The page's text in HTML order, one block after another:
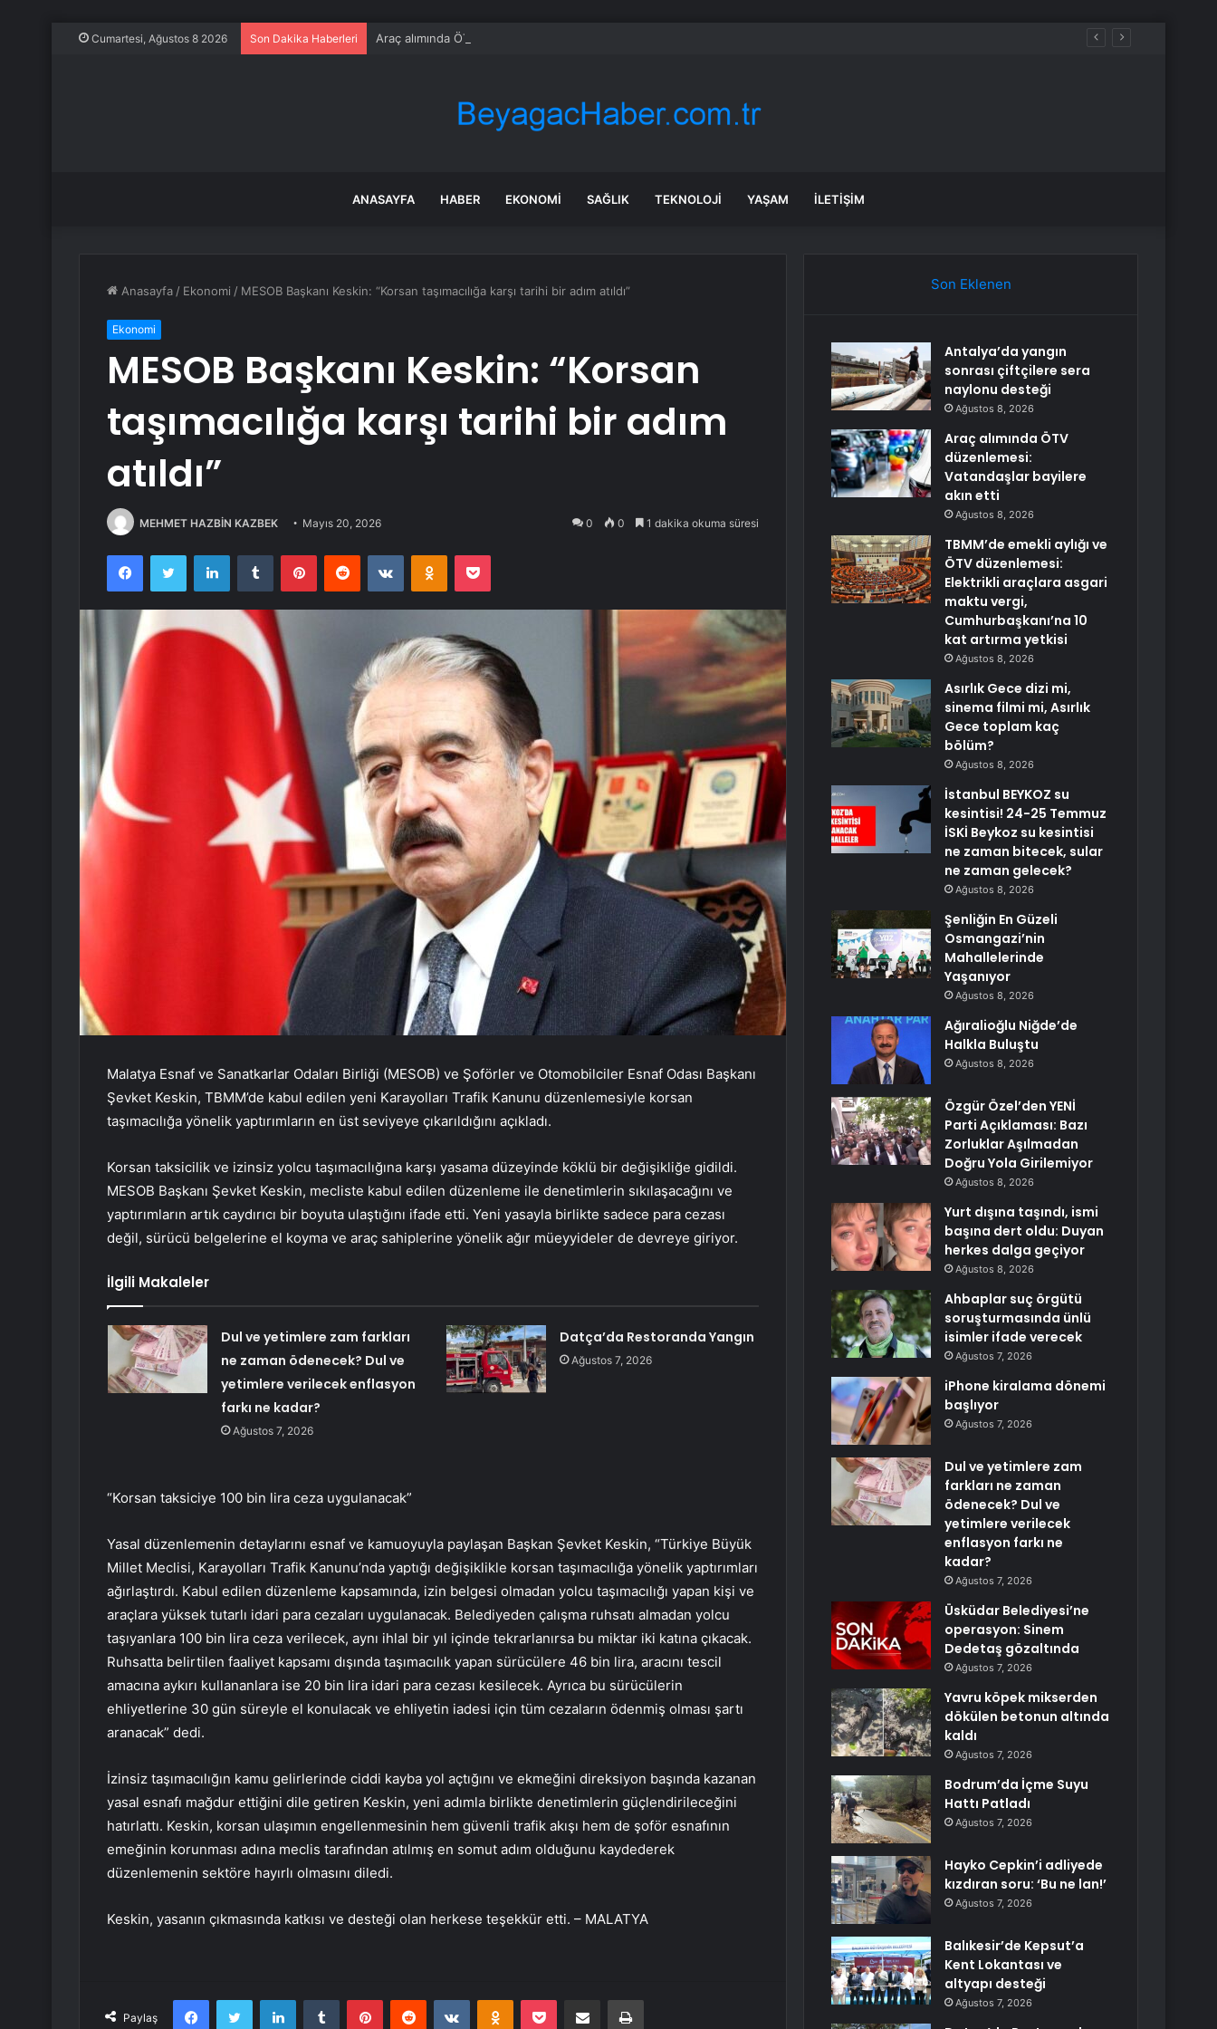
Cumartesi, Ağustos 8 2026 Son Dakika Haberleri Araç alımında ÖTV düzenlemesi: Vatandaşlar bayilere akın etti
ANASAYFA HABER EKONOMI SAĞLIK TEKNOLOJI YAŞAM İLETIŞIM
Anasayfa / Ekonomi / MESOB Başkanı Keskin: “Korsan taşımacılığa karşı tarihi bir adım atıldı”
Ekonomi
MESOB Başkanı Keskin: “Korsan
taşımacılığa karşı tarihi bir adım
atıldı”
MEHMET HAZBİN KAZBEK Mayıs 20, 2026 0 0 1 dakika okuma süresi
FacebookTwitter LinkedInTumblr PinterestReddit VKontakteOdnoklassniki
Pocket
Malatya Esnaf ve Sanatkarlar Odaları Birliği (MESOB) ve Şoförler ve Otomobilciler Esnaf Odası Başkanı
Şevket Keskin, TBMM’de kabul edilen yeni Karayolları Trafik Kanunu düzenlemesiyle korsan
taşımacılığa yönelik yaptırımların en üst seviyeye çıkarıldığını açıkladı.
Korsan taksicilik ve izinsiz yolcu taşımacılığına karşı yasama düzeyinde köklü bir değişikliğe gidildi.
MESOB Başkanı Şevket Keskin, mecliste kabul edilen düzenleme ile denetimlerin sıkılaşacağını ve
yaptırımların artık caydırıcı bir boyuta ulaştığını ifade etti. Yeni yasayla birlikte sadece para cezası
değil, sürücü belgelerine el koyma ve araç sahiplerine yönelik ağır müeyyideler de devreye giriyor.
İlgili Makaleler
Dul ve yetimlere zam farkları
ne zaman ödenecek? Dul ve
yetimlere verilecek enflasyon
farkı ne kadar?
Ağustos 7, 2026
Datça’da Restoranda Yangın
Ağustos 7, 2026
“Korsan taksiciye 100 bin lira ceza uygulanacak”
Yasal düzenlemenin detaylarını esnaf ve kamuoyuyla paylaşan Başkan Şevket Keskin, “Türkiye Büyük
Millet Meclisi, Karayolları Trafik Kanunu’nda yaptığı değişiklikle korsan taşımacılığa yönelik yaptırımları
ağırlaştırdı. Kabul edilen düzenleme kapsamında, izin belgesi olmadan yolcu taşımacılığı yapan kişi ve
araçlara yüksek tutarlı idari para cezaları uygulanacak. Belediyeden çalışma ruhsatı almadan yolcu
taşıyanlara 100 bin lira ceza verilecek, aynı ihlal bir yıl içinde tekrarlanırsa bu miktar iki katına çıkacak.
Ruhsatta belirtilen faaliyet kapsamı dışında taşımacılık yapan sürücülere 46 bin lira, aracını tescil
amacına aykırı kullananlara ise 20 bin lira idari para cezası kesilecek. Ayrıca bu sürücülerin
ehliyetlerine 30 gün süreyle el konulacak ve ehliyetin iadesi için tüm cezaların ödenmiş olması şartı
aranacak” dedi.
İzinsiz taşımacılığın kamu gelirlerinde ciddi kayba yol açtığını ve ekmeğini direksiyon başında kazanan
yasal esnafı mağdur ettiğini dile getiren Keskin, yeni adımla birlikte denetimlerin güçlendirileceğini
hatırlattı. Keskin, korsan ulaşımın engellenmesinin hem güvenli trafik akışı hem de şoför esnafının
emeğinin korunması adına meclis tarafından atılmış en somut adım olduğunu kaydederek
düzenlemenin sektöre hayırlı olmasını diledi.
Keskin, yasanın çıkmasında katkısı ve desteği olan herkese teşekkür etti. – MALATYA
Paylaş
FacebookTwitter LinkedInTumblr PinterestReddit VKontakteOdnoklassniki
Pocket E-Posta ile paylaş Yazdır
Son Eklenen
Antalya’da yangın
sonrası çiftçilere sera
naylonu desteği
Ağustos 8, 2026
Araç alımında ÖTV
düzenlemesi:
Vatandaşlar bayilere
akın etti
Ağustos 8, 2026
TBMM’de emekli aylığı ve
ÖTV düzenlemesi:
Elektrikli araçlara asgari
maktu vergi,
Cumhurbaşkanı’na 10
kat artırma yetkisi
Ağustos 8, 2026
Asırlık Gece dizi mi,
sinema filmi mi, Asırlık
Gece toplam kaç
bölüm?
Ağustos 8, 2026
İstanbul BEYKOZ su
kesintisi! 24-25 Temmuz
İSKİ Beykoz su kesintisi
ne zaman bitecek, sular
ne zaman gelecek?
Ağustos 8, 2026
Şenliğin En Güzeli
Osmangazi’nin
Mahallelerinde
Yaşanıyor
Ağustos 8, 2026
Ağıralioğlu Niğde’de
Halkla Buluştu
Ağustos 8, 2026
Özgür Özel’den YENİ
Parti Açıklaması: Bazı
Zorluklar Aşılmadan
Doğru Yola Girilemiyor
Ağustos 8, 2026
Yurt dışına taşındı, ismi
başına dert oldu: Duyan
herkes dalga geçiyor
Ağustos 8, 2026
Ahbaplar suç örgütü
soruşturmasında ünlü
isimler ifade verecek
Ağustos 7, 2026
iPhone kiralama dönemi
başlıyor
Ağustos 7, 2026
Dul ve yetimlere zam
farkları ne zaman
ödenecek? Dul ve
yetimlere verilecek
enflasyon farkı ne
kadar?
Ağustos 7, 2026
Üsküdar Belediyesi’ne
operasyon: Sinem
Dedetaş gözaltında
Ağustos 7, 2026
Yavru köpek mikserden
dökülen betonun altında
kaldı
Ağustos 7, 2026
Bodrum’da İçme Suyu
Hattı Patladı
Ağustos 7, 2026
Hayko Cepkin’i adliyede
kızdıran soru: ‘Bu ne lan!’
Ağustos 7, 2026
Balıkesir’de Kepsut’a
Kent Lokantası ve
altyapı desteği
Ağustos 7, 2026